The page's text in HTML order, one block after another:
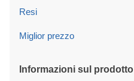
Resi
Miglior prezzo
Informazioni sul prodotto